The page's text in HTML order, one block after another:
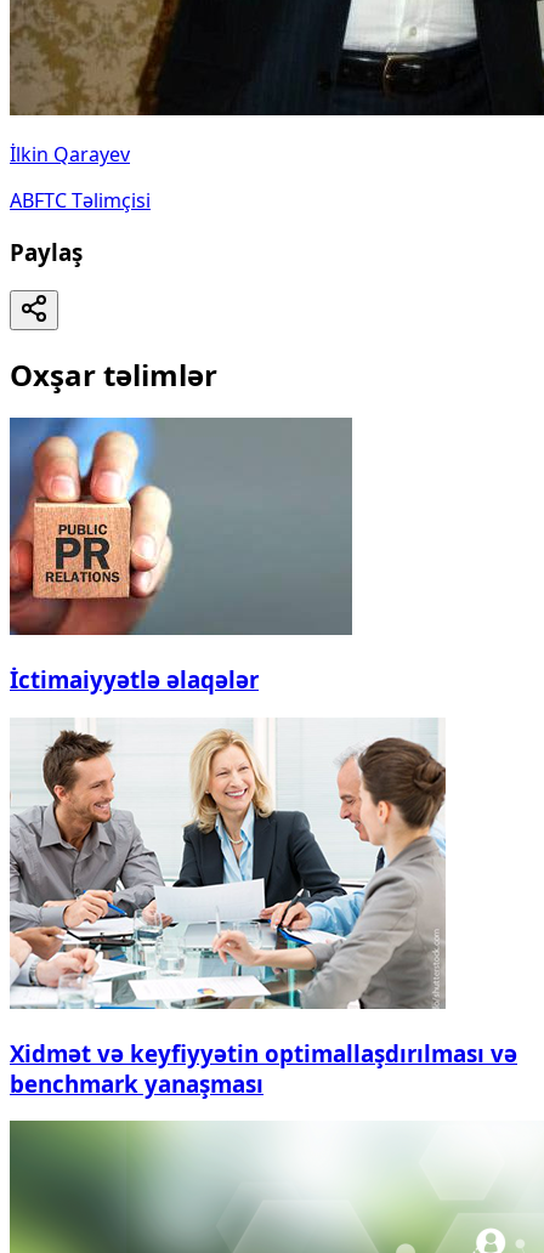
İlkin Qarayev
ABFTC Təlimçisi
Paylaş
Oxşar təlimlər
İctimaiyyətlə əlaqələr
Xidmət və keyfiyyətin optimallaşdırılması və
benchmark yanaşması